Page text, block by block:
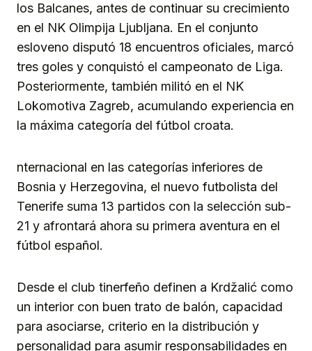
los Balcanes, antes de continuar su crecimiento
en el NK Olimpija Ljubljana. En el conjunto
esloveno disputó 18 encuentros oficiales, marcó
tres goles y conquistó el campeonato de Liga.
Posteriormente, también militó en el NK
Lokomotiva Zagreb, acumulando experiencia en
la máxima categoría del fútbol croata.
nternacional en las categorías inferiores de
Bosnia y Herzegovina, el nuevo futbolista del
Tenerife suma 13 partidos con la selección sub-
21 y afrontará ahora su primera aventura en el
fútbol español.
Desde el club tinerfeño definen a Krdžalić como
un interior con buen trato de balón, capacidad
para asociarse, criterio en la distribución y
personalidad para asumir responsabilidades en